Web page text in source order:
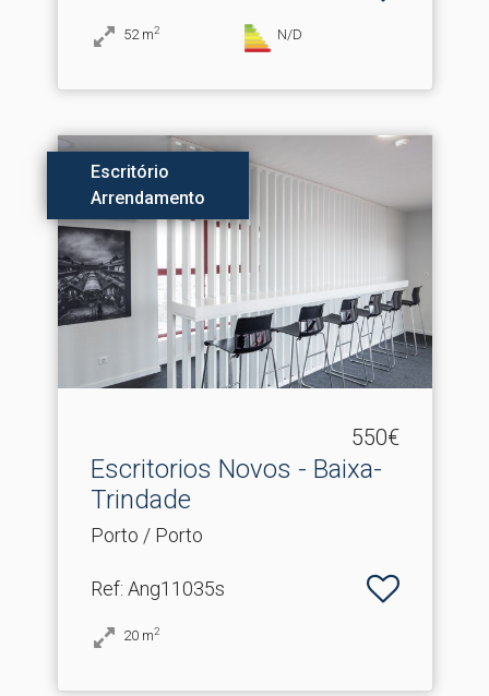
52 m2 N/D
Escritório
Arrendamento
550€
Escritorios Novos - Baixa-
Trindade
Porto / Porto
Ref: Ang11035s
20 m2